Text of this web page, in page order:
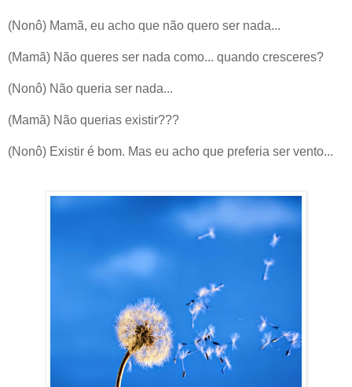
(Nonô) Mamã, eu acho que não quero ser nada...
(Mamã) Não queres ser nada como... quando cresceres?
(Nonô) Não queria ser nada...
(Mamã) Não querias existir???
(Nonô) Existir é bom. Mas eu acho que preferia ser vento...